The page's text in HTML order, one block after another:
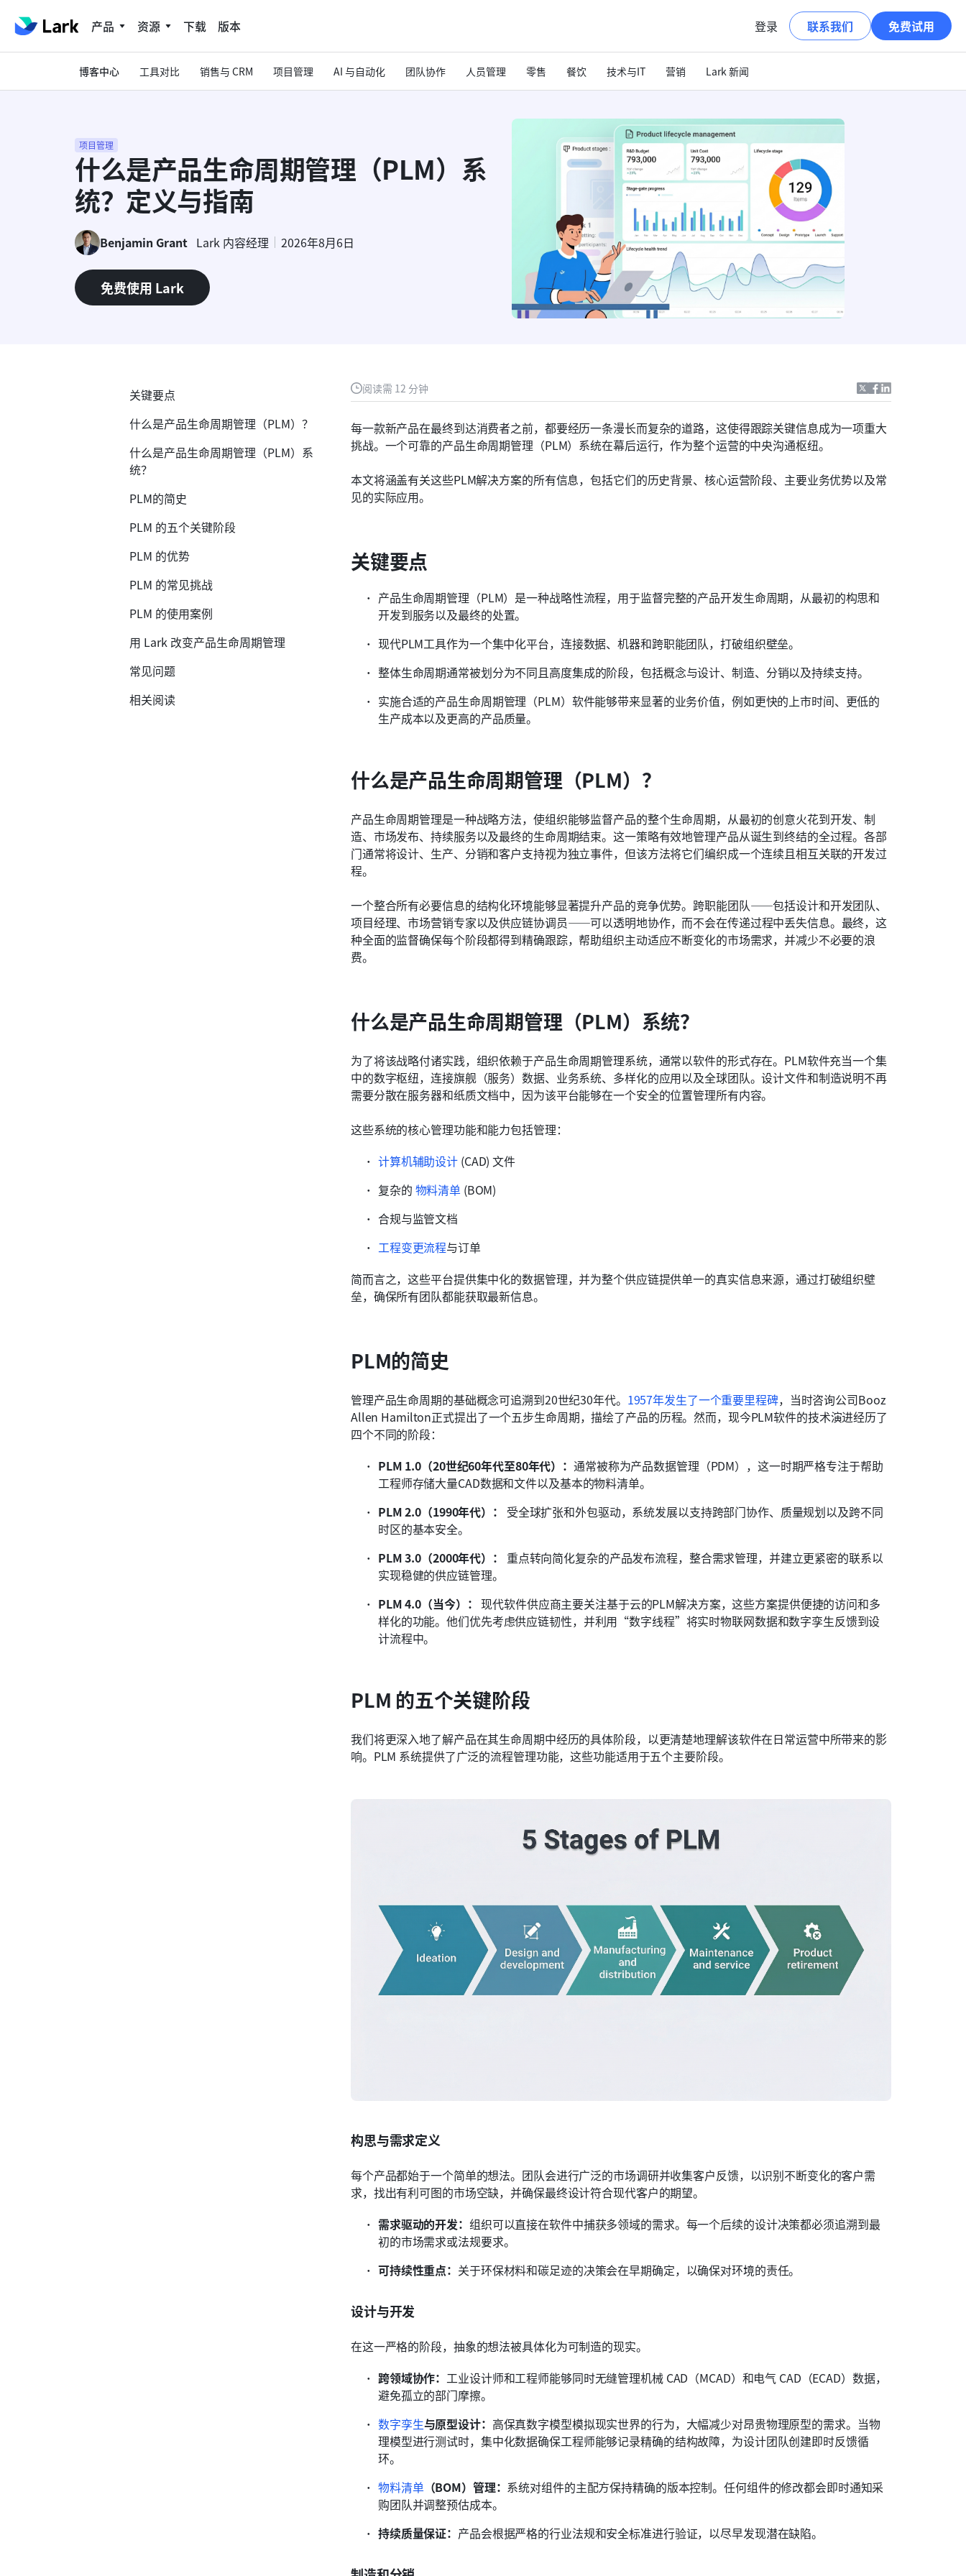
产品 资源 下载 版本 登录 联系我们 免费试用
博客中心 工具对比 销售与 CRM 项目管理 AI 与自动化 团队协作 人员管理 零售 餐饮 技术与IT 营销 Lark 新闻
项目管理
什么是产品生命周期管理（PLM）系
统？定义与指南
Benjamin Grant Lark 内容经理 2026年8月6日
免费使用 Lark
阅读需 12 分钟
每一款新产品在最终到达消费者之前，都要经历一条漫长而复杂的道路，这使得跟踪关键信息成为一项重大
挑战。一个可靠的产品生命周期管理（PLM）系统在幕后运行，作为整个运营的中央沟通枢纽。
本文将涵盖有关这些PLM解决方案的所有信息，包括它们的历史背景、核心运营阶段、主要业务优势以及常
见的实际应用。
关键要点
产品生命周期管理（PLM）是一种战略性流程，用于监督完整的产品开发生命周期，从最初的构思和
开发到服务以及最终的处置。
现代PLM工具作为一个集中化平台，连接数据、机器和跨职能团队，打破组织壁垒。
整体生命周期通常被划分为不同且高度集成的阶段，包括概念与设计、制造、分销以及持续支持。
实施合适的产品生命周期管理（PLM）软件能够带来显著的业务价值，例如更快的上市时间、更低的
生产成本以及更高的产品质量。
什么是产品生命周期管理（PLM）？
产品生命周期管理是一种战略方法，使组织能够监督产品的整个生命周期，从最初的创意火花到开发、制
造、市场发布、持续服务以及最终的生命周期结束。这一策略有效地管理产品从诞生到终结的全过程。各部
门通常将设计、生产、分销和客户支持视为独立事件，但该方法将它们编织成一个连续且相互关联的开发过
程。
一个整合所有必要信息的结构化环境能够显著提升产品的竞争优势。跨职能团队——包括设计和开发团队、
项目经理、市场营销专家以及供应链协调员——可以透明地协作，而不会在传递过程中丢失信息。最终，这
种全面的监督确保每个阶段都得到精确跟踪，帮助组织主动适应不断变化的市场需求，并减少不必要的浪
费。
什么是产品生命周期管理（PLM）系统？
为了将该战略付诸实践，组织依赖于产品生命周期管理系统，通常以软件的形式存在。PLM软件充当一个集
中的数字枢纽，连接旗舰（服务）数据、业务系统、多样化的应用以及全球团队。设计文件和制造说明不再
需要分散在服务器和纸质文档中，因为该平台能够在一个安全的位置管理所有内容。
这些系统的核心管理功能和能力包括管理：
计算机辅助设计 (CAD) 文件
复杂的 物料清单 (BOM)
合规与监管文档
工程变更流程与订单
简而言之，这些平台提供集中化的数据管理，并为整个供应链提供单一的真实信息来源，通过打破组织壁
垒，确保所有团队都能获取最新信息。
PLM的简史
管理产品生命周期的基础概念可追溯到20世纪30年代。 1957年发生了一个重要里程碑，当时咨询公司Booz
Allen Hamilton正式提出了一个五步生命周期，描绘了产品的历程。然而，现今PLM软件的技术演进经历了
四个不同的阶段：
PLM 1.0（20世纪60年代至80年代）：通常被称为产品数据管理（PDM），这一时期严格专注于帮助
工程师存储大量CAD数据和文件以及基本的物料清单。
PLM 2.0（1990年代）：
受全球扩张和外包驱动，系统发展以支持跨部门协作、质量规划以及跨不同
时区的基本安全。
PLM 3.0（2000年代）：
重点转向简化复杂的产品发布流程，整合需求管理，并建立更紧密的联系以
实现稳健的供应链管理。
PLM 4.0（当今）： 现代软件供应商主要关注基于云的PLM解决方案，这些方案提供便捷的访问和多
样化的功能。他们优先考虑供应链韧性，并利用“数字线程”将实时物联网数据和数字孪生反馈到设
计流程中。
PLM 的五个关键阶段
我们将更深入地了解产品在其生命周期中经历的具体阶段，以更清楚地理解该软件在日常运营中所带来的影
响。PLM 系统提供了广泛的流程管理功能，这些功能适用于五个主要阶段。
构思与需求定义
每个产品都始于一个简单的想法。团队会进行广泛的市场调研并收集客户反馈，以识别不断变化的客户需
求，找出有利可图的市场空缺，并确保最终设计符合现代客户的期望。
需求驱动的开发： 组织可以直接在软件中捕获多领域的需求。每一个后续的设计决策都必须追溯到最
初的市场需求或法规要求。
可持续性重点： 关于环保材料和碳足迹的决策会在早期确定，以确保对环境的责任。
设计与开发
在这一严格的阶段，抽象的想法被具体化为可制造的现实。
跨领域协作： 工业设计师和工程师能够同时无缝管理机械 CAD（MCAD）和电气 CAD（ECAD）数据，
避免孤立的部门摩擦。
数字孪生与原型设计： 高保真数字模型模拟现实世界的行为，大幅减少对昂贵物理原型的需求。当物
理模型进行测试时，集中化数据确保工程师能够记录精确的结构故障，为设计团队创建即时反馈循
环。
物料清单（BOM）管理： 系统对组件的主配方保持精确的版本控制。任何组件的修改都会即时通知采
购团队并调整预估成本。
持续质量保证： 产品会根据严格的行业法规和安全标准进行验证，以尽早发现潜在缺陷。
关键要点
什么是产品生命周期管理（PLM）？
什么是产品生命周期管理（PLM）系
统？
PLM的简史
PLM 的五个关键阶段
PLM 的优势
PLM 的常见挑战
PLM 的使用案例
用 Lark 改变产品生命周期管理
常见问题
相关阅读